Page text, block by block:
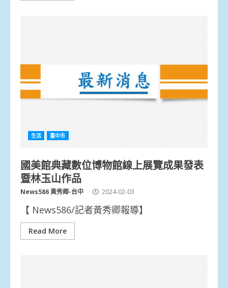
生活 臺中市
國美館典藏數位博物館線上展覽成果發表
暨林玉山作品
News586 黃秀卿-台中 2024-02-03
【 News586/記者黃秀卿報導】
Read More